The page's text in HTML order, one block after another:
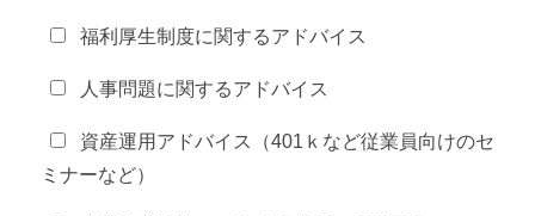
福利厚生制度に関するアドバイス
人事問題に関するアドバイス
資産運用アドバイス（401ｋなど従業員向けのセ
ミナーなど）